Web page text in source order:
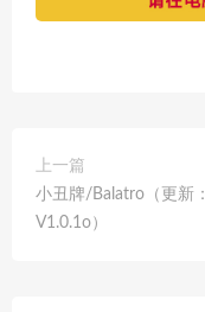
上一篇
小丑牌/Balatro（更新：
V1.0.1o）